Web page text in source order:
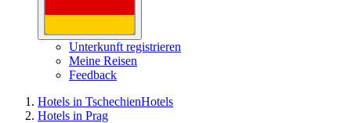
Unterkunft registrieren
Meine Reisen
Feedback
Hotels in TschechienHotels
Hotels in Prag